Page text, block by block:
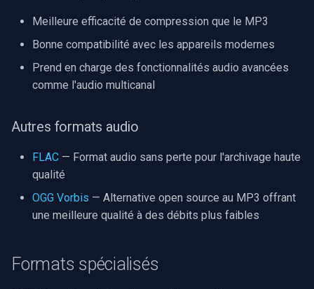
Meilleure efficacité de compression que le MP3
Bonne compatibilité avec les appareils modernes
Prend en charge des fonctionnalités audio avancées
comme l'audio multicanal
Autres formats audio
FLAC — Format audio sans perte pour l'archivage haute
qualité
OGG Vorbis — Alternative open source au MP3 offrant
une meilleure qualité à des débits plus faibles
Formats spécialisés